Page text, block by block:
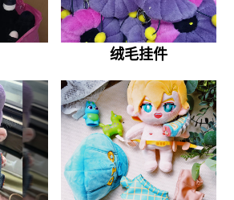
绒毛挂件